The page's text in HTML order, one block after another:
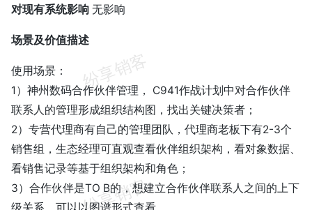
对现有系统影响 无影响
场景及价值描述
使用场景：
1）神州数码合作伙伴管理， C941作战计划中对合作伙伴
联系人的管理形成组织结构图，找出关键决策者；
2）专营代理商有自己的管理团队，代理商老板下有2-3个
销售组，生态经理可直观查看伙伴组织架构，看对象数据、
看销售记录等基于组织架构和角色；
3）合作伙伴是TO B的，想建立合作伙伴联系人之间的上下
级关系，可以以图谱形式查看